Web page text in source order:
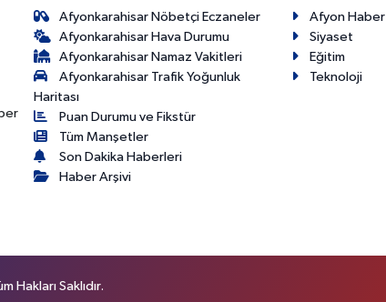
Afyonkarahisar Nöbetçi Eczaneler
Afyonkarahisar Hava Durumu
Afyonkarahisar Namaz Vakitleri
Afyonkarahisar Trafik Yoğunluk
Haritası
Puan Durumu ve Fikstür
Tüm Manşetler
Son Dakika Haberleri
Haber Arşivi
Afyon Haber
Siyaset
Eğitim
Teknoloji
Saklıdır.